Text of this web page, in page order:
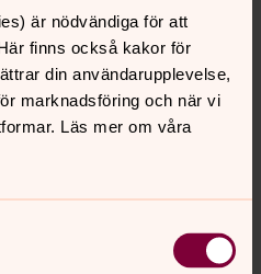
är nödvändiga för att
finns också kakor för
din användarupplevelse,
marknadsföring och när vi
Läs mer om våra